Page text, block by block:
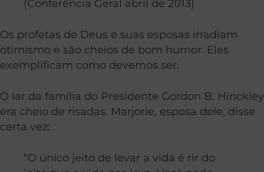
(Conferência Geral abril de 2013)
Os profetas de Deus e suas esposas irradiam
otimismo e são cheios de bom humor. Eles
exemplificam como devemos ser.
O lar da família do Presidente Gordon B. Hinckley
era cheio de risadas. Marjorie, esposa dele, disse
certa vez:
“O único jeito de levar a vida é rir do